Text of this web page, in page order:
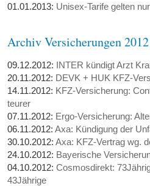
01.01.2013: Unisex-Tarife gelten
Archiv Versicherungen 2012
09.12.2012: INTER kündigt Arzt
20.11.2012: DEVK + HUK KFZ-
14.11.2012: KFZ-Versicherung:
teurer
07.11.2012: Ergo-Versicherung:
06.11.2012:Axa: Kündigung der
30.10.2012:Axa: KFZ-Vertrag wg.
24.10.2012: Bayerische
04.10.2012:Cosmosdirekt:
43Jährige